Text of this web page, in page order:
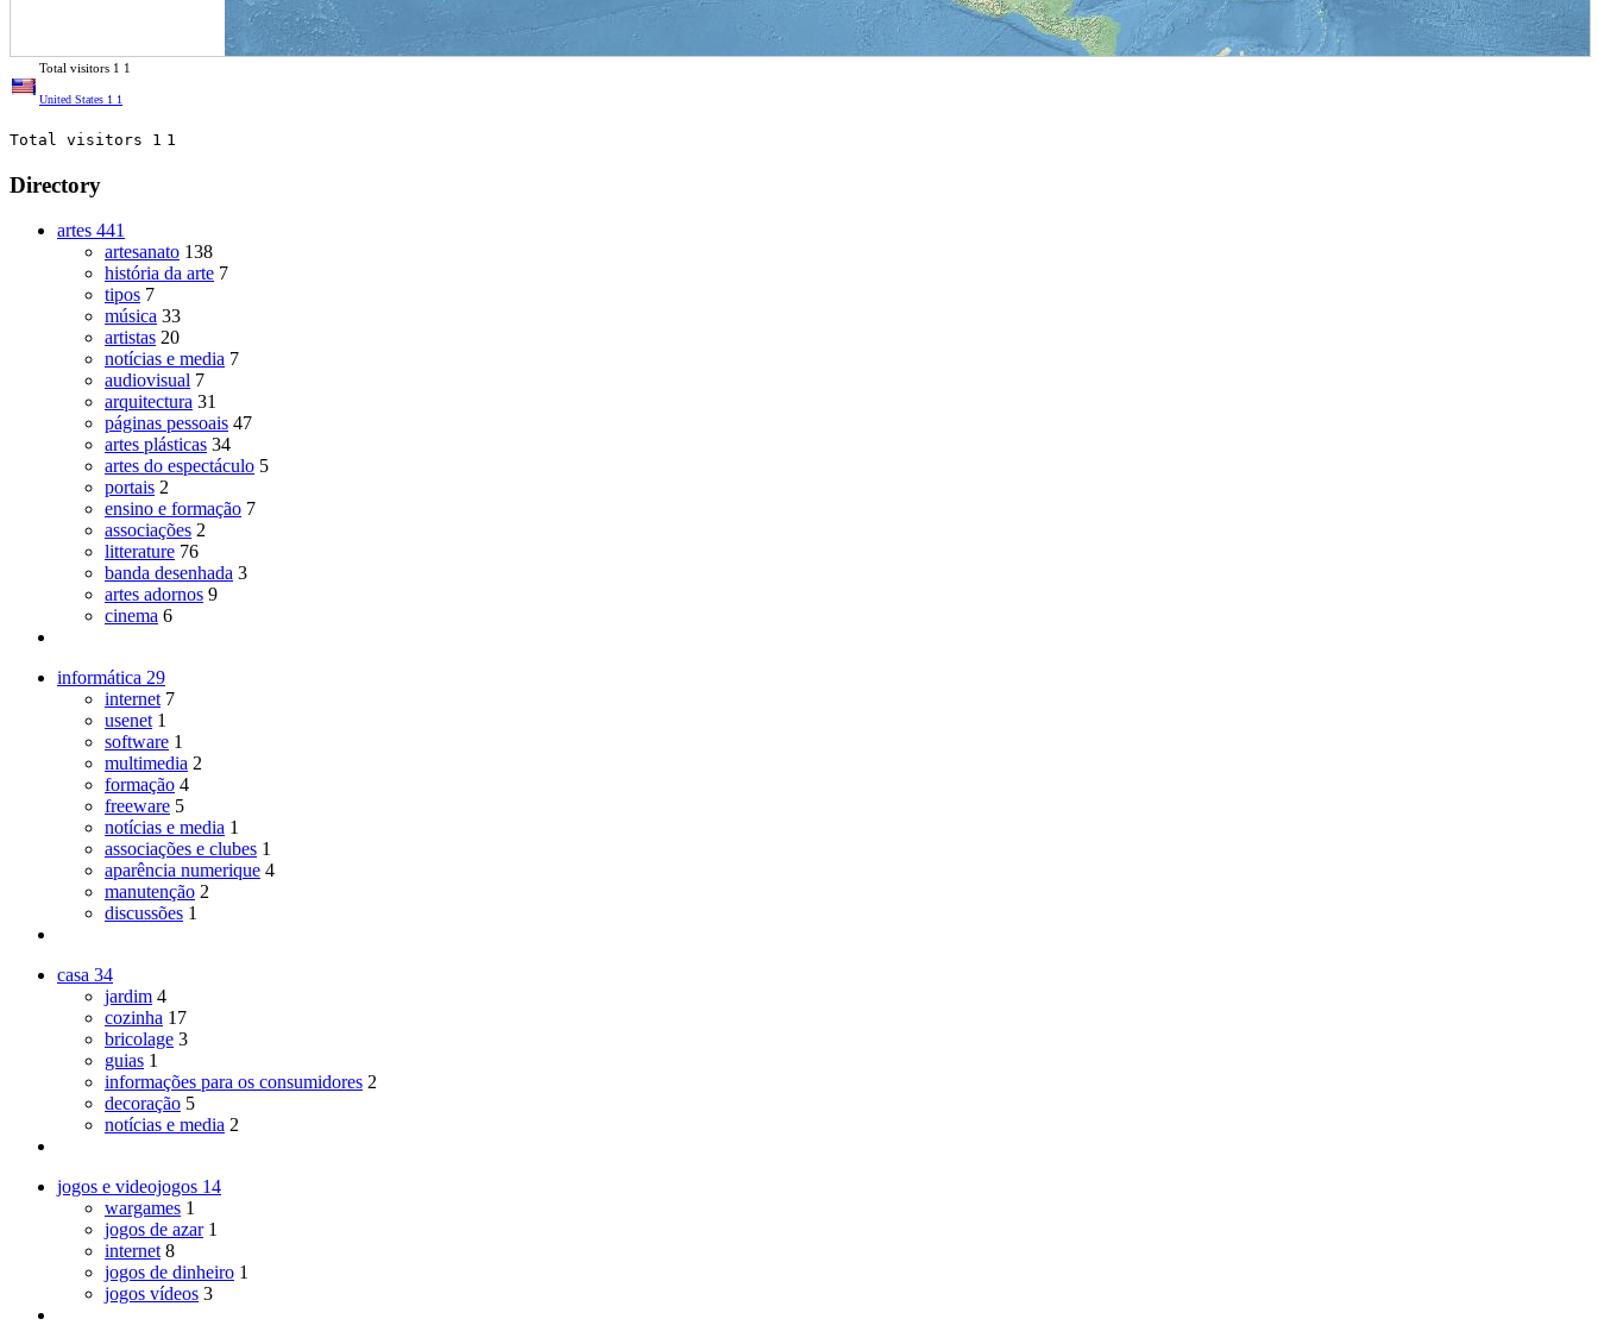
Total visitors 1 1
United States 1 1
Total visitors 1 1
Directory
artes 441
artesanato 138
história da arte 7
tipos 7
música 33
artistas 20
notícias e media 7
audiovisual 7
arquitectura 31
páginas pessoais 47
artes plásticas 34
artes do espectáculo 5
portais 2
ensino e formação 7
associações 2
litterature 76
banda desenhada 3
artes adornos 9
cinema 6
informática 29
internet 7
usenet 1
software 1
multimedia 2
formação 4
freeware 5
notícias e media 1
associações e clubes 1
aparência numerique 4
manutenção 2
discussões 1
casa 34
jardim 4
cozinha 17
bricolage 3
guias 1
informações para os consumidores 2
decoração 5
notícias e media 2
jogos e videojogos 14
wargames 1
jogos de azar 1
internet 8
jogos de dinheiro 1
jogos vídeos 3